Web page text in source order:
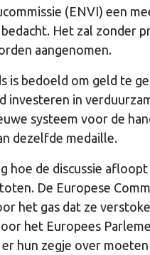
(ENVI) een
Het zal zonder
aangenomen.
is bedoeld om geld te
investeren in
systeem voor de
dezelfde medaille.
hoe de discussie
De Europese
het gas dat ze
het Europees
hun zegje over